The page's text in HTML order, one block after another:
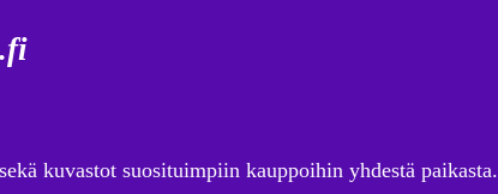
kuvastot suosituimpiin kauppoihin yhdestä paikasta.